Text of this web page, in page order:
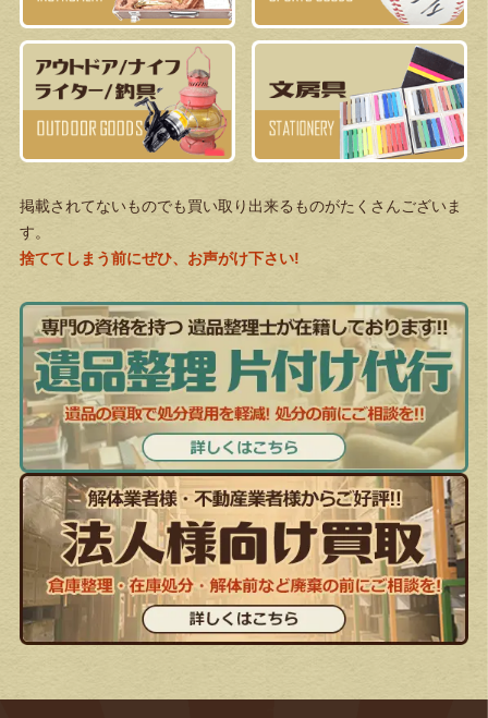
掲載されてないものでも買い取り出来るものがたくさんございま
す。
捨ててしまう前にぜひ、お声がけ下さい!